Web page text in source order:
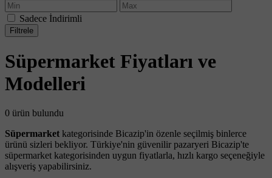
Sadece İndirimli
Filtrele
Süpermarket Fiyatları ve
Modelleri
0 ürün bulundu
Süpermarket kategorisinde Bicazip'in özenle seçilmiş binlerce
ürünü sizleri bekliyor. Türkiye'nin güvenilir pazaryeri Bicazip'te
süpermarket kategorisinden uygun fiyatlarla, hızlı kargo seçeneğiyle
alışveriş yapabilirsiniz.